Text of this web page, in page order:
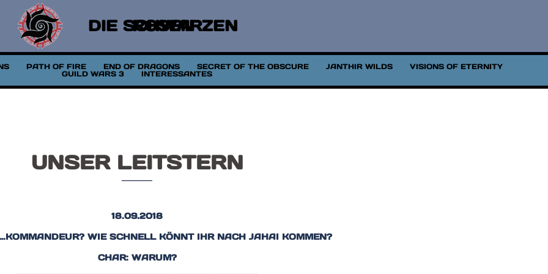
DIE SCHWARZEN ROSEN
PATH OF FIRE END OF DRAGONS SECRET OF THE OBSCURE JANTHIR WILDS
VISIONS OF ETERNITY
GUILD WARS 3
INTERESSANTES
UNSER LEITSTERN
18.09.2018
WIE SCHNELL KÖNNT IHR NACH JAHAI KOMMEN?
CHAR: WARUM?